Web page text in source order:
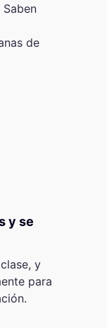
de
y se
y
para